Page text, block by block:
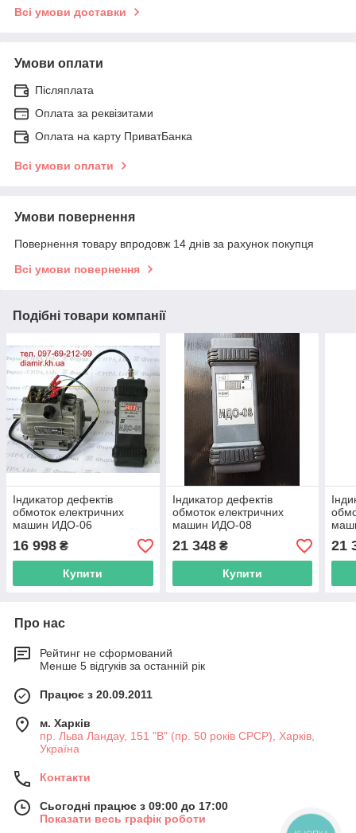
Всі умови доставки
Умови оплати
Післяплата
Оплата за реквізитами
Оплата на карту ПриватБанка
Всі умови оплати
Умови повернення
Повернення товару впродовж 14 днів за рахунок покупця
Всі умови повернення
Подібні товари компанії
Індикатор дефектів
обмоток електричних
машин ИДО-06
16 998 ₴
Купити
Індикатор дефектів
обмоток електричних
машин ИДО-08
21 348₴
Купити
21
Про нас
Рейтинг не сформований
Менше 5 відгуків за останній рік
Працює з 20.09.2011
м. Харків
пр. Льва Ландау, 151 "В" (пр. 50 років СРСР), Харків,
Україна
Контакти
Сьогодні працює з 09:00 до 17:00
Показати весь графік роботи